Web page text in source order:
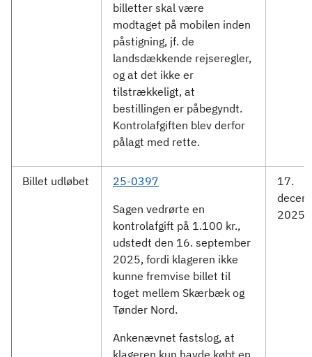
billetter skal være
modtaget på mobilen inden
påstigning, jf. de
landsdækkende rejseregler,
og at det ikke er
tilstrækkeligt, at
bestillingen er påbegyndt.
Kontrolafgiften blev derfor
pålagt med rette.
Billet udløbet
25-0397
Sagen vedrørte en
kontrolafgift på 1.100 kr.,
udstedt den 16. september
2025, fordi klageren ikke
kunne fremvise billet til
toget mellem Skærbæk og
Tønder Nord.
Ankenævnet fastslog, at
klageren kun havde købt en
17.
2025